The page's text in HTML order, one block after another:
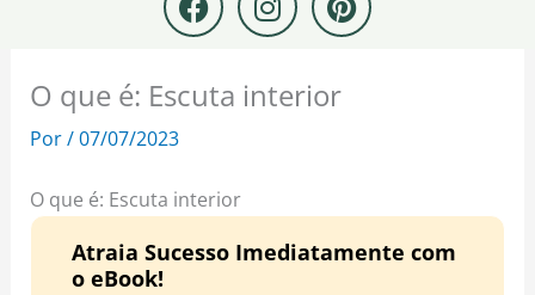
a
c
e
b
k
n
s
t
a
m
i
n
t
t
O que é: Escuta interior
Por/07/07/2023
O que é: Escuta interior
Atraia Sucesso Imediatamente com
o eBook!